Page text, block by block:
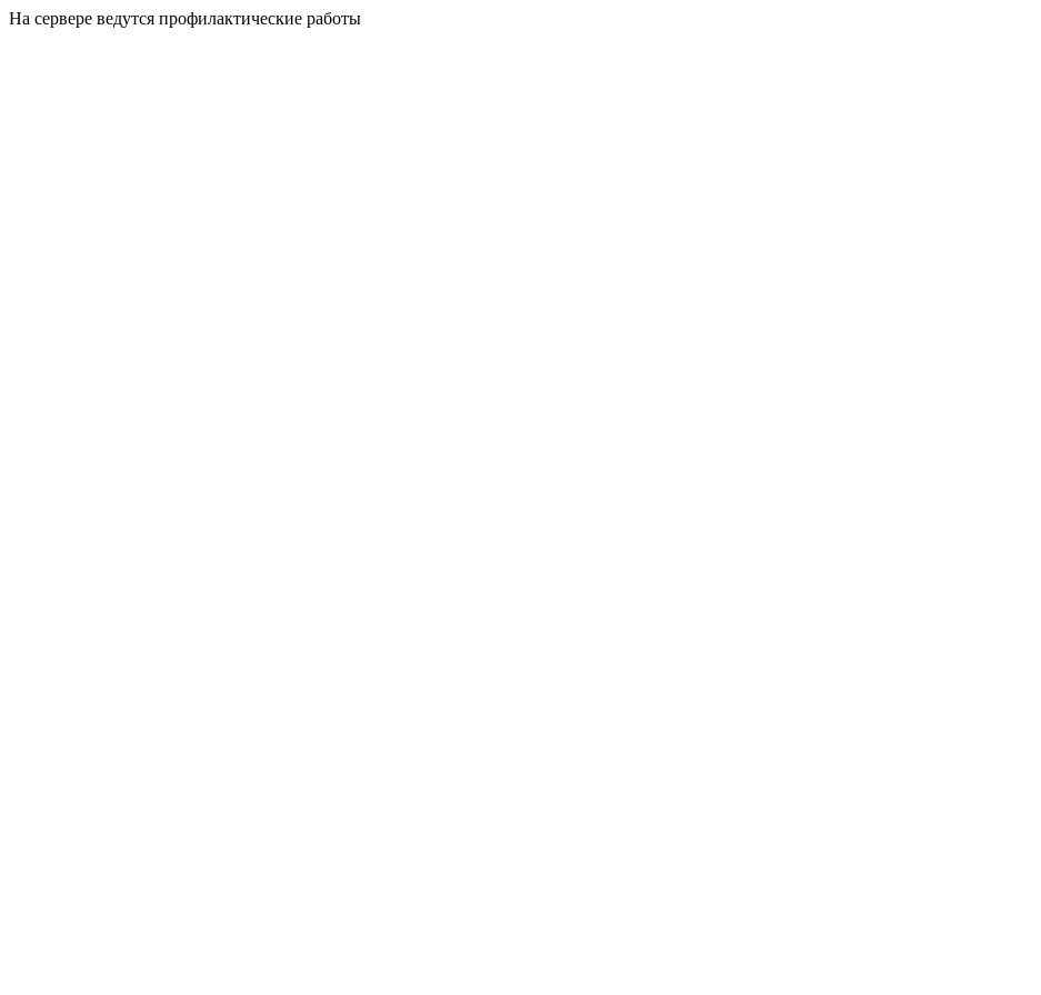
На сервере ведутся профилактические работы